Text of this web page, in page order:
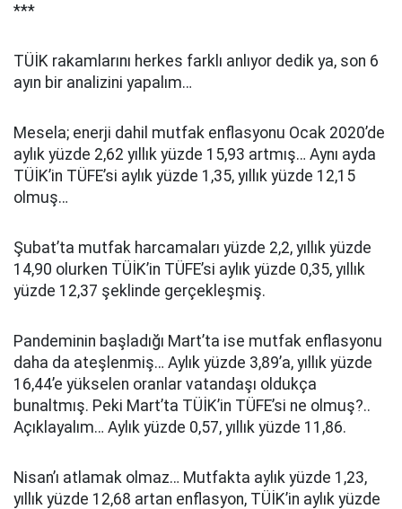
***
TÜİK rakamlarını herkes farklı anlıyor dedik ya, son 6
ayın bir analizini yapalım…
Mesela; enerji dahil mutfak enflasyonu Ocak 2020’de
aylık yüzde 2,62 yıllık yüzde 15,93 artmış… Aynı ayda
TÜİK’in TÜFE’si aylık yüzde 1,35, yıllık yüzde 12,15
olmuş…
Şubat’ta mutfak harcamaları yüzde 2,2, yıllık yüzde
14,90 olurken TÜİK’in TÜFE’si aylık yüzde 0,35, yıllık
yüzde 12,37 şeklinde gerçekleşmiş.
Pandeminin başladığı Mart’ta ise mutfak enflasyonu
daha da ateşlenmiş… Aylık yüzde 3,89’a, yıllık yüzde
16,44’e yükselen oranlar vatandaşı oldukça
bunaltmış. Peki Mart’ta TÜİK’in TÜFE’si ne olmuş?..
Açıklayalım… Aylık yüzde 0,57, yıllık yüzde 11,86.
Nisan’ı atlamak olmaz… Mutfakta aylık yüzde 1,23,
yıllık yüzde 12,68 artan enflasyon, TÜİK’in aylık yüzde